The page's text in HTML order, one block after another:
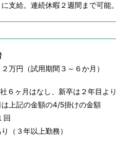
支給。連続休暇２週間まで可能。
万円（試用期間３～６か月）
６ヶ月はなし、新卒は２年目よ
上記の金額の4/5掛けの金額
回
（３年以上勤務）